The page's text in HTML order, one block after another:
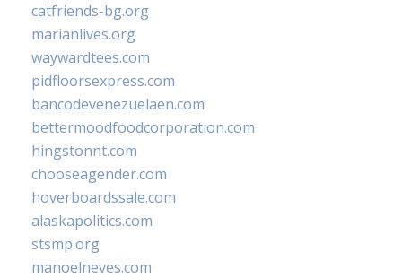
catfriends-bg.org
marianlives.org
waywardtees.com
pidfloorsexpress.com
bancodevenezuelaen.com
bettermoodfoodcorporation.com
hingstonnt.com
chooseagender.com
hoverboardssale.com
alaskapolitics.com
stsmp.org
manoelneves.com